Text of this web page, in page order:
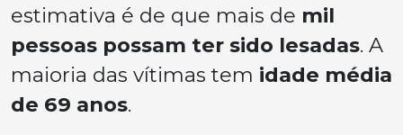
estimativa é de que mais de mil
pessoas possam ter sido lesadas. A
maioria das vítimas tem idade média
de 69 anos.